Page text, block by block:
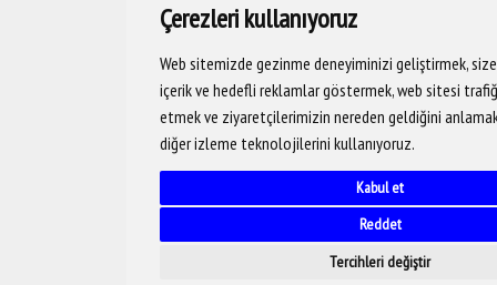
Çerezleri kullanıyoruz
Web sitemizde gezinme deneyiminizi geliştirmek,
içerik ve hedefli reklamlar göstermek, web sitesi
etmek ve ziyaretçilerimizin nereden geldiğini
diğer izleme teknolojilerini kullanıyoruz.
Kabul et
Reddet
Tercihleri değiştir